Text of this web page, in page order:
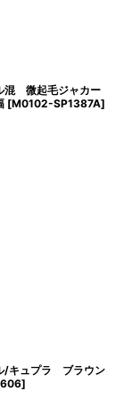
微起毛ジャカー
[M0102-SP1387A]
/キュプラ ブラウン
]